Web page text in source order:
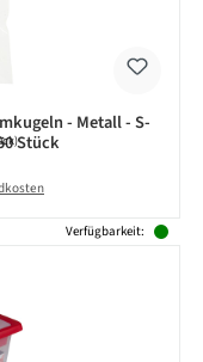
- Metall - S-
Stück
Verfügbarkeit: